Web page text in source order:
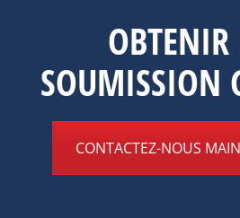
SOUMISSION
CONTACTEZ-NOUS